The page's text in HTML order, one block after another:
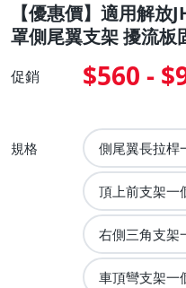
【優惠價】適用解
罩側尾翼支架 擾流板
促銷 $560 -
規格 側尾翼長拉桿
頂上前支架一
右側三角支架
車頂彎支架一